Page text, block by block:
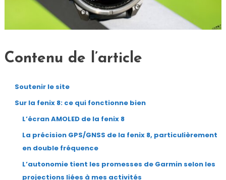
Contenu de l’article
Soutenir le site
Sur la fenix 8: ce qui fonctionne bien
L’écran AMOLED de la fenix 8
La précision GPS/GNSS de la fenix 8, particulièrement
en double fréquence
L’autonomie tient les promesses de Garmin selon les
projections liées à mes activités